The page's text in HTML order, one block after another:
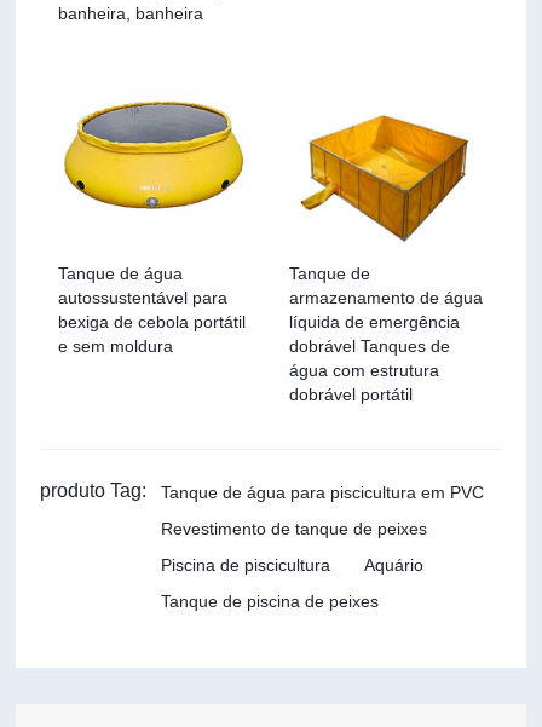
banheira, banheira
Tanque de água
autossustentável para
bexiga de cebola portátil
e sem moldura
Tanque de
armazenamento de água
líquida de emergência
dobrável Tanques de
água com estrutura
dobrável portátil
produto Tag:
Tanque de água para piscicultura em PVC
Revestimento de tanque de peixes
Piscina de piscicultura
Aquário
Tanque de piscina de peixes